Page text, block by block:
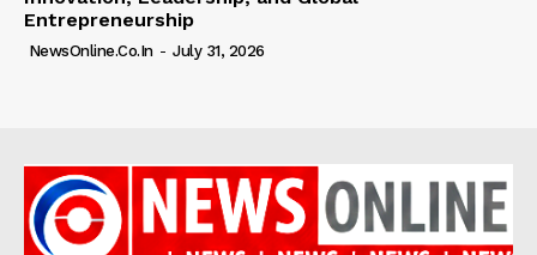
Entrepreneurship
NewsOnline.co.in - July 31, 2026